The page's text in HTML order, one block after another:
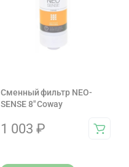
Сменный фильтр NEO-
SENSE 8" Coway
1 003 ₽